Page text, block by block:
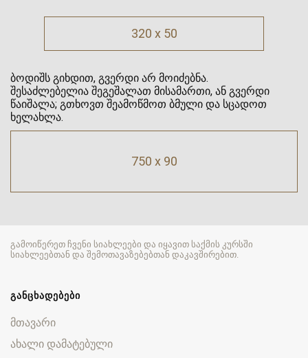
320 x 50
ბოდიშს გიხდით, გვერდი არ მოიძებნა.
შესაძლებელია შეგეშალათ მისამართი, ან გვერდი
წაიშალა; გთხოვთ შეამოწმოთ ბმული და სცადოთ
ხელახლა.
750 x 90
გამოიწერეთ ჩვენი სიახლეები და იყავით საქმის კურსში
სიახლეებთან და შემოთავაზებებთან დაკავშირებით.
ᲒᲐᲜᲪᲮᲐᲓᲔᲑᲔᲑᲘ
მთავარი
ახალი დამატებული